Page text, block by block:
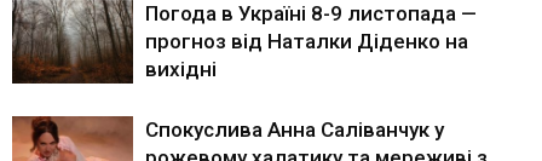
Погода в Україні 8-9 листопада —
прогноз від Наталки Діденко на
вихідні
Спокуслива Анна Саліванчук у